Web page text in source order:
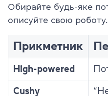
Обирайте будь-яке
описуйте свою роботу.
Прикметник
High-powered
Cushy